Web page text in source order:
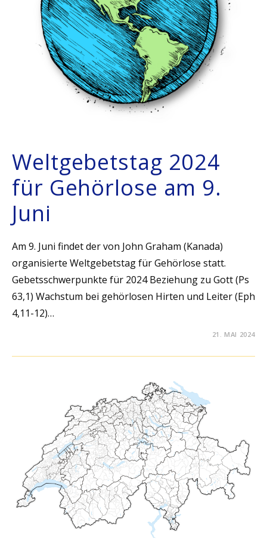
Weltgebetstag 2024
für Gehörlose am 9.
Juni
Am 9. Juni findet der von John Graham (Kanada)
organisierte Weltgebetstag für Gehörlose statt.
Gebetsschwerpunkte für 2024 Beziehung zu Gott (Ps
63,1) Wachstum bei gehörlosen Hirten und Leiter (Eph
4,11-12)…
21. MAI 2024